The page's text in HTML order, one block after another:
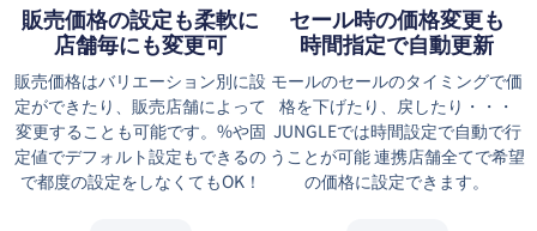
販売価格の設定も柔軟に
店舗毎にも変更可
販売価格はバリエーション別に設
定ができたり、販売店舗によって
変更することも可能です。%や固
定値でデフォルト設定もできるの
で都度の設定をしなくてもOK！
セール時の価格変更も
時間指定で自動更新
モールのセールのタイミングで価
格を下げたり、戻したり・・・
JUNGLEでは時間設定で自動で行
うことが可能 連携店舗全てで希望
の価格に設定できます。